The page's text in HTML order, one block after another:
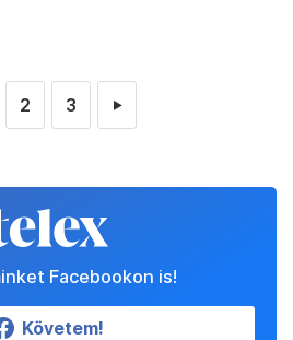
2 3 ►
Facebookon is!
Követem!